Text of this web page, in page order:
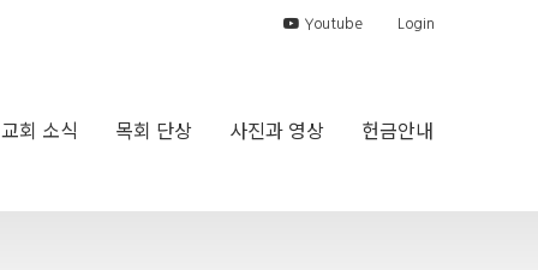
Youtube Login
교회 소식 목회 단상 사진과 영상 헌금안내